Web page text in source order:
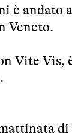
è andato
Veneto.
Vite Vis,
di